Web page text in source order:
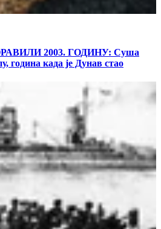
2003. ГОДИНУ: Суша
година када је Дунав стао